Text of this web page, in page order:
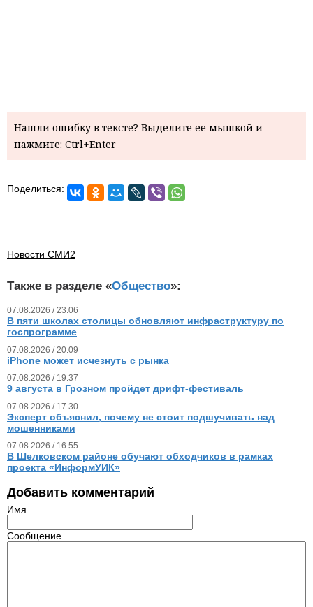
Нашли ошибку в тексте? Выделите ее мышкой и
нажмите: Ctrl+Enter
Поделиться:
Новости СМИ2
Также в разделе «Общество»:
07.08.2026 / 23.06
В пяти школах столицы обновляют инфраструктуру по
госпрограмме
07.08.2026 / 20.09
iPhone может исчезнуть с рынка
07.08.2026 / 19.37
9 августа в Грозном пройдет дрифт-фестиваль
07.08.2026 / 17.30
Эксперт объяснил, почему не стоит подшучивать над
мошенниками
07.08.2026 / 16.55
В Шелковском районе обучают обходчиков в рамках
проекта «ИнформУИК»
Добавить комментарий
Имя
Сообщение